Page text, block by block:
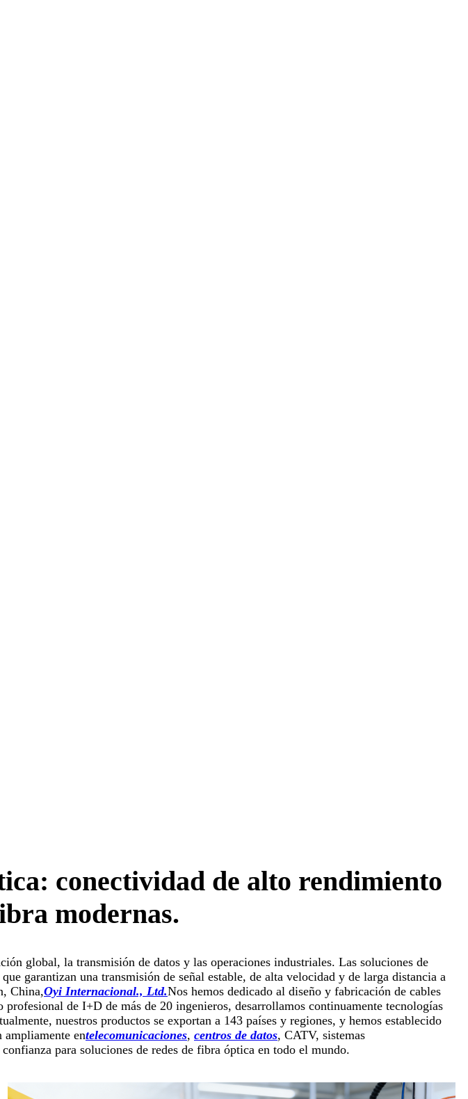
conectividad de alto rendimiento
modernas.
global, la transmisión de datos y las operaciones industriales. Las soluciones de
garantizan una transmisión de señal estable, de alta velocidad y de larga distancia a
China,Oyi Internacional., Ltd.Nos hemos dedicado al diseño y fabricación de cables
de I+D de más de 20 ingenieros, desarrollamos continuamente tecnologías
nuestros productos se exportan a 143 países y regiones, y hemos establecido
ampliamente entelecomunicaciones, centros de datos, CATV, sistemas
para soluciones de redes de fibra óptica en todo el mundo.